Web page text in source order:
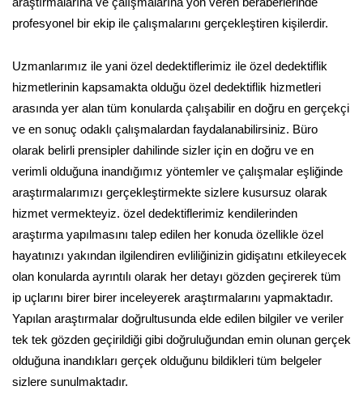
profesyonel bir ekip ile çalışmalarını gerçekleştiren kişilerdir.
Uzmanlarımız ile yani özel dedektiflerimiz ile özel dedektiflik
hizmetlerinin kapsamakta olduğu özel dedektiflik hizmetleri
arasında yer alan tüm konularda çalışabilir en doğru en gerçekçi
ve en sonuç odaklı çalışmalardan faydalanabilirsiniz. Büro
olarak belirli prensipler dahilinde sizler için en doğru ve en
verimli olduğuna inandığımız yöntemler ve çalışmalar eşliğinde
araştırmalarımızı gerçekleştirmekte sizlere kusursuz olarak
hizmet vermekteyiz. özel dedektiflerimiz kendilerinden
araştırma yapılmasını talep edilen her konuda özellikle özel
hayatınızı yakından ilgilendiren evliliğinizin gidişatını etkileyecek
olan konularda ayrıntılı olarak her detayı gözden geçirerek tüm
ip uçlarını birer birer inceleyerek araştırmalarını yapmaktadır.
Yapılan araştırmalar doğrultusunda elde edilen bilgiler ve veriler
tek tek gözden geçirildiği gibi doğruluğundan emin olunan gerçek
olduğuna inandıkları gerçek olduğunu bildikleri tüm belgeler
sizlere sunulmaktadır.